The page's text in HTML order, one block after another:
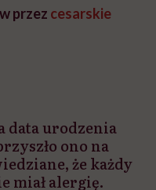
przez cesarskie
data urodzenia
ono na
że każdy
miał alergię.